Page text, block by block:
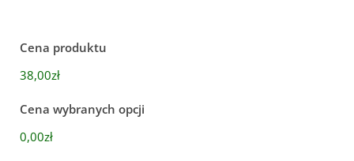
Cena produktu
38,00zł
Cena wybranych opcji
0,00zł